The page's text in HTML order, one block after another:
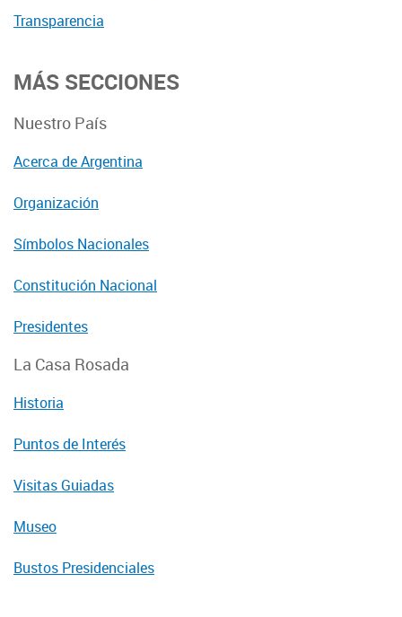
Transparencia
MÁS SECCIONES
Nuestro País
Acerca de Argentina
Organización
Símbolos Nacionales
Constitución Nacional
Presidentes
La Casa Rosada
Historia
Puntos de Interés
Visitas Guiadas
Museo
Bustos Presidenciales